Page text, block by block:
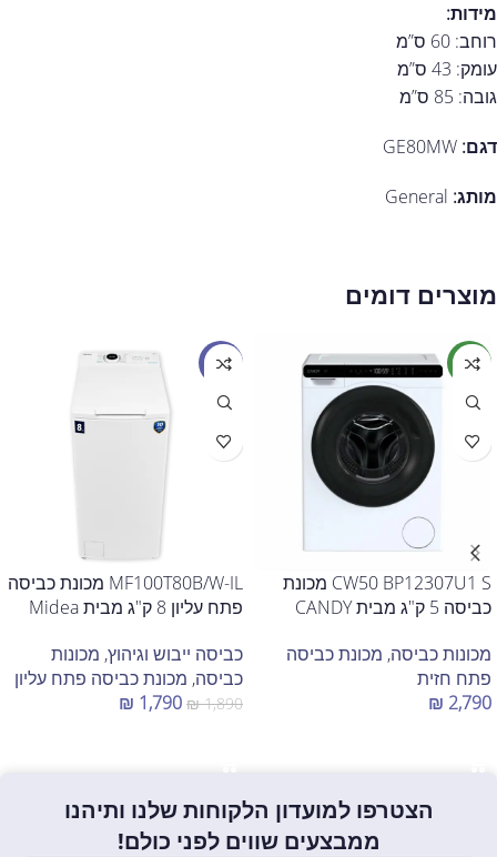
מידות:
רוחב: 60 ס”מ
עומק: 43 ס”מ
גובה: 85 ס”מ
דגם: GE80MW
מותג: General
מוצרים דומים
חדש
CW50 BP12307U1 S מכונת
כביסה 5 ק"ג מבית CANDY
מכונות כביסה, מכונת כביסה
פתח חזית
₪ 2,790
מבצע
MF100T80B/W-IL מכונת כביסה
פתח עליון 8 ק"ג מבית Midea
כביסה ייבוש וגיהוץ, מכונות
כביסה, מכונת כביסה פתח עליון
₪1,890
₪ 1,790
הצטרפו למועדון הלקוחות שלנו ותיהנו
ממבצעים שווים לפני כולם!